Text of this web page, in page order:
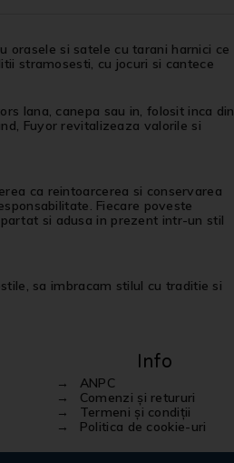
orasele si satele cu tarani harnici ce
stramosesti, cu jocuri si cantece
lana, canepa sau in, folosit inca din
Fuyor revitalizeaza valorile si
ca reintoarcerea si conservarea
Fiecare poveste
si adusa in prezent intr-un stil
sa imbracam stilul cu traditie si
Info
ANPC
Comenzi și retururi
Termeni și condiții
Politica de cookie-uri